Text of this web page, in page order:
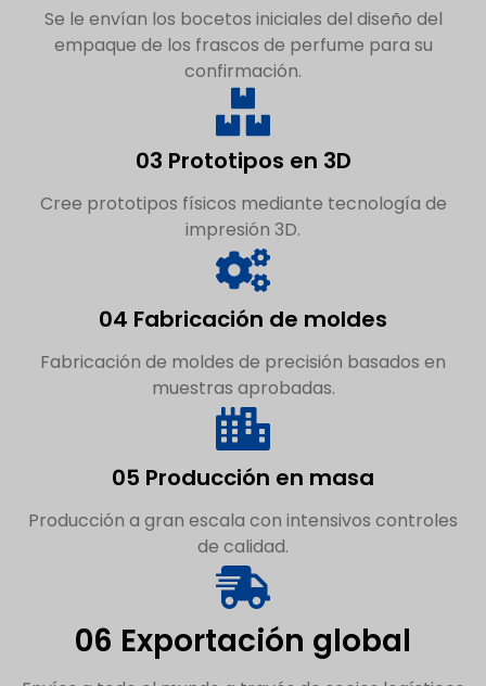
Se le envían los bocetos iniciales del diseño del
empaque de los frascos de perfume para su
confirmación.
03 Prototipos en 3D
Cree prototipos físicos mediante tecnología de
impresión 3D.
04 Fabricación de moldes
Fabricación de moldes de precisión basados en
muestras aprobadas.
05 Producción en masa
Producción a gran escala con intensivos controles
de calidad.
06 Exportación global